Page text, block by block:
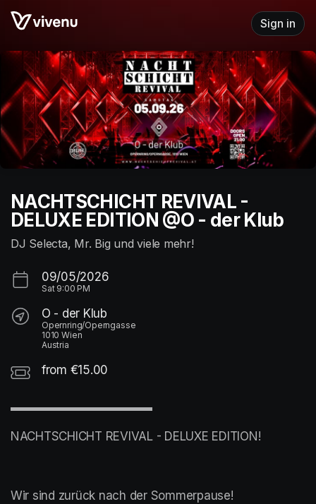
Skip header
Sign in
NACHTSCHICHT REVIVAL -
DELUXE EDITION @O - der Klub
DJ Selecta, Mr. Big und viele mehr!
09/05/2026
Sat 9:00 PM
O - der Klub
Opernring/Operngasse
1010 Wien
Austria
from €15.00
▬▬▬▬▬▬▬▬▬▬▬▬
NACHTSCHICHT REVIVAL - DELUXE EDITION!
Wir sind zurück nach der Sommerpause!